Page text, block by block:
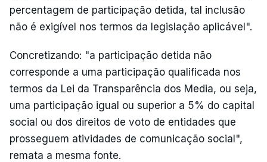
percentagem de participação detida, tal inclusão
não é exigível nos termos da legislação aplicável".
Concretizando: "a participação detida não
corresponde a uma participação qualificada nos
termos da Lei da Transparência dos Media, ou seja,
uma participação igual ou superior a 5% do capital
social ou dos direitos de voto de entidades que
prosseguem atividades de comunicação social",
remata a mesma fonte.